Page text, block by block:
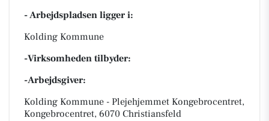
- Arbejdspladsen ligger i:
Kolding Kommune
-Virksomheden tilbyder:
-Arbejdsgiver:
Kolding Kommune - Plejehjemmet Kongebrocentret,
Kongebrocentret, 6070 Christiansfeld